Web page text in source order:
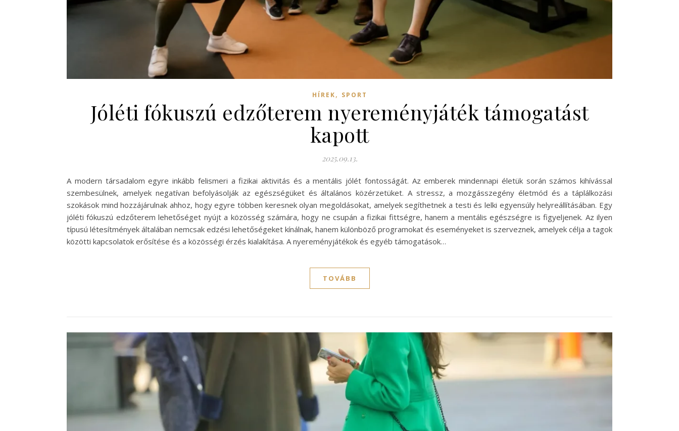
HÍREK, SPORT
Jóléti fókuszú edzőterem nyereményjáték támogatást
kapott
2025.09.13.
A modern társadalom egyre inkább felismeri a fizikai aktivitás és a mentális jólét fontosságát. Az emberek mindennapi életük során számos kihívással
szembesülnek, amelyek negatívan befolyásolják az egészségüket és általános közérzetüket. A stressz, a mozgásszegény életmód és a táplálkozási
szokások mind hozzájárulnak ahhoz, hogy egyre többen keresnek olyan megoldásokat, amelyek segíthetnek a testi és lelki egyensúly helyreállításában. Egy
jóléti fókuszú edzőterem lehetőséget nyújt a közösség számára, hogy ne csupán a fizikai fittségre, hanem a mentális egészségre is figyeljenek. Az ilyen
típusú létesítmények általában nemcsak edzési lehetőségeket kínálnak, hanem különböző programokat és eseményeket is szerveznek, amelyek célja a tagok
közötti kapcsolatok erősítése és a közösségi érzés kialakítása. A nyereményjátékok és egyéb támogatások…
TOVÁBB